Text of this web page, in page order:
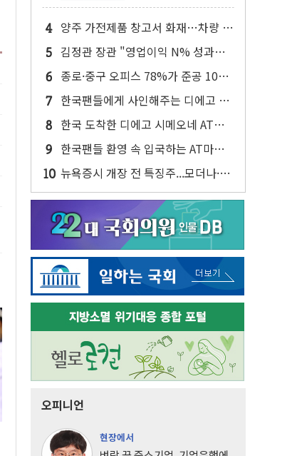
양주 가전제품 창고서 화재…차량 3
대·건물 1동 전소
김정관 장관 "영업이익 N% 성과급
반대…상법·자본시장법 개정 논의"
종로·중구 오피스 78%가 준공 10년
이상…리뉴얼이 경쟁력 가른다
한국팬들에게 사인해주는 디에고 시
메오네 감독
한국 도착한 디에고 시메오네 AT마
드리드 감독
한국팬들 환영 속 입국하는 AT마드
리드
뉴욕증시 개장 전 특징주...모더나·아
이온큐·도어대시↑ VS 샌디스크·피
그마·앱러빈↓
오피니언
현장에서